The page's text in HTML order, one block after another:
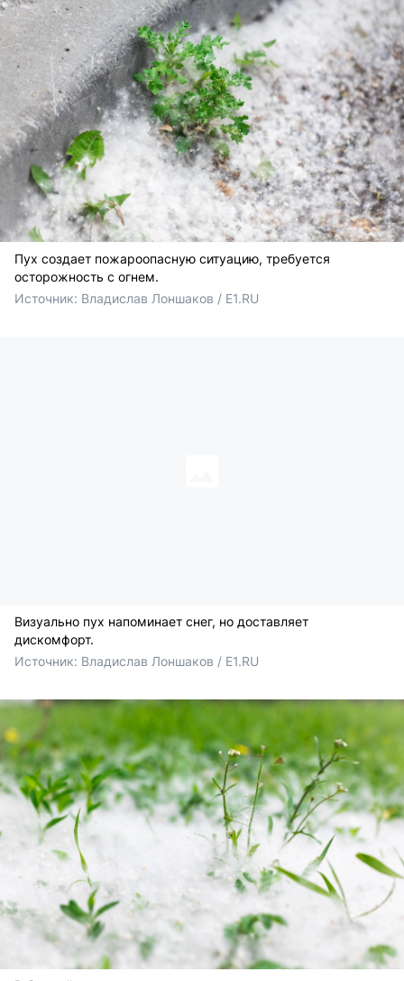
Пух создает пожароопасную ситуацию, требуется
осторожность с огнем.
Источник: Владислав Лоншаков / E1.RU
Визуально пух напоминает снег, но доставляет
дискомфорт.
Источник: Владислав Лоншаков / E1.RU